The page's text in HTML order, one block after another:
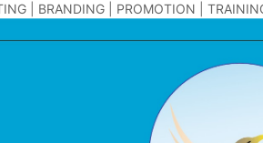
| BRANDING | PROMOTION |